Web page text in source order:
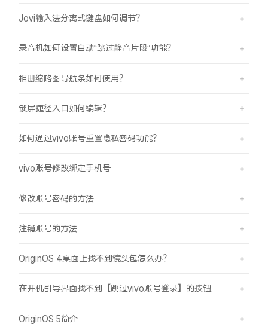
Jovi输入法分离式键盘如何调节？
录音机如何设置自动“跳过静音片段”功能？
相册缩略图导航条如何使用？
锁屏捷径入口如何编辑？
如何通过vivo账号重置隐私密码功能？
vivo账号修改绑定手机号
修改账号密码的方法
注销账号的方法
OriginOS 4桌面上找不到镜头包怎么办？
在开机引导界面找不到【跳过vivo账号登录】的按钮
OriginOS 5简介